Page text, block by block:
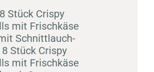
Stück Crispy
mit Frischkäse
Schnittlauch-
Stück Crispy
mit Frischkäse